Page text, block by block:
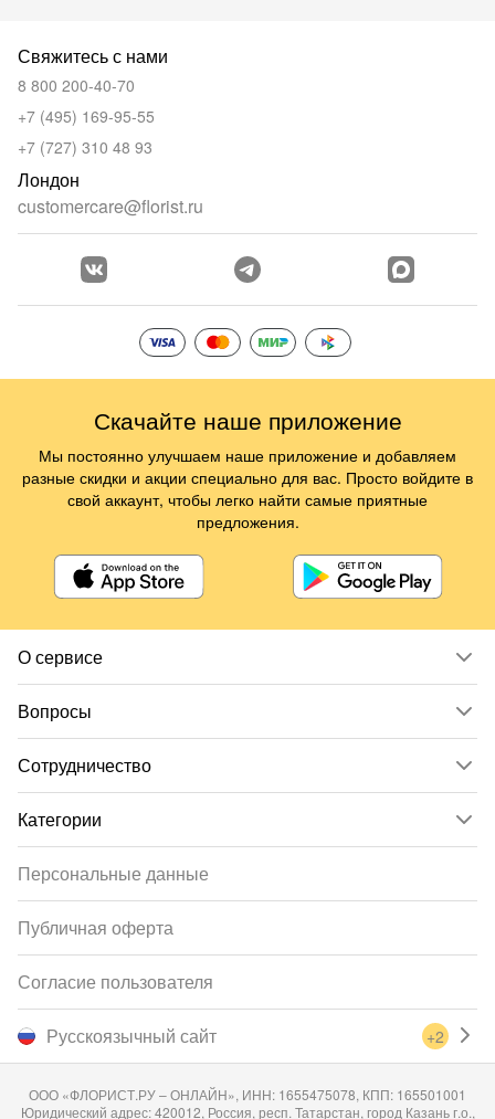
О сервисе
Вопросы
Сотрудничество
Категории
Свяжитесь с нами
8 800 200-40-70
+7 (495) 169-95-55
+7 (727) 310 48 93
Лондон
customercare@florist.ru
Русскоязычный сайт +2
Персональные данные
Публичная оферта
Согласие пользователя
ООО «ФЛОРИСТ.РУ – ОНЛАЙН», ИНН: 1655475078, КПП: 165501001
Юридический адрес: 420012, Россия, респ. Татарстан, город Казань г.о.,
Скачайте наше приложение
Мы постоянно улучшаем наше приложение и добавляем
разные скидки и акции специально для вас. Просто войдите в
свой аккаунт, чтобы легко найти самые приятные
предложения.